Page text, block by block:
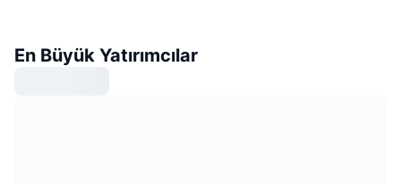
En Büyük Yatırımcılar